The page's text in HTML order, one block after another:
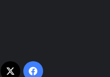
فيسبوك
‫X